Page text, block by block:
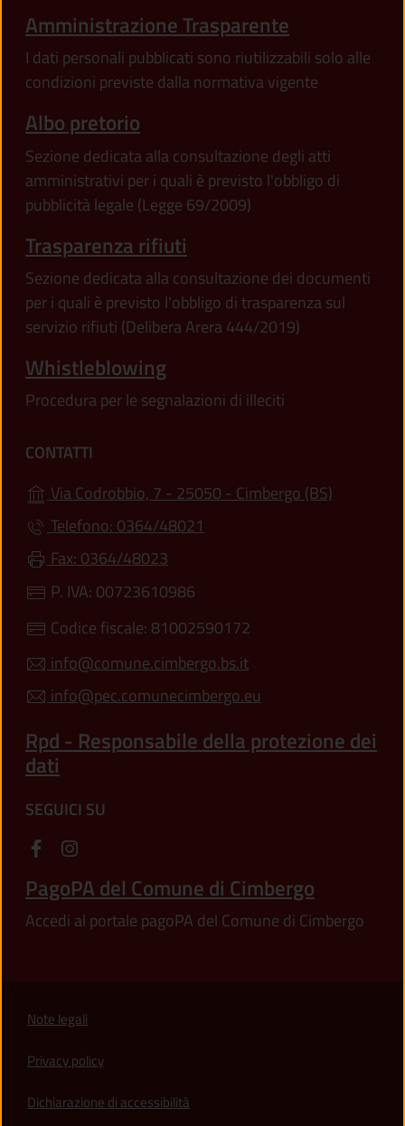
Amministrazione Trasparente
I dati personali pubblicati sono riutilizzabili solo alle
condizioni previste dalla normativa vigente
Albo pretorio
Sezione dedicata alla consultazione degli atti
amministrativi per i quali è previsto l'obbligo di
pubblicità legale (Legge 69/2009)
Trasparenza rifiuti
Sezione dedicata alla consultazione dei documenti
per i quali è previsto l'obbligo di trasparenza sul
servizio rifiuti (Delibera Arera 444/2019)
Whistleblowing
Procedura per le segnalazioni di illeciti
CONTATTI
Via Codrobbio, 7 - 25050 - Cimbergo (BS)
Telefono: 0364/48021
Fax: 0364/48023
P. IVA: 00723610986
Codice fiscale: 81002590172
info@comune.cimbergo.bs.it
info@pec.comunecimbergo.eu
Rpd - Responsabile della protezione dei
dati
SEGUICI SU
PagoPA del Comune di Cimbergo
Accedi al portale pagoPA del Comune di Cimbergo
Note legali
Privacy policy
Dichiarazione di accessibilità